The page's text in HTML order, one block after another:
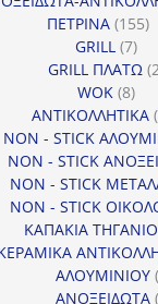
ΠΕΤΡΙΝΑ 155155
GRILL 77
GRILL ΠΛΑΤΩ 2
WOK 88
ΑΝΤΙΚΟΛΛΗΤΙΚΑ
NON - STICK
NON - STICK
NON - STICK
NON - STICK
ΚΑΠΑΚΙΑ
ΑΛΟΥΜΙΝΙΟΥ
ΑΝΟΞΕΙΔΩΤΑ